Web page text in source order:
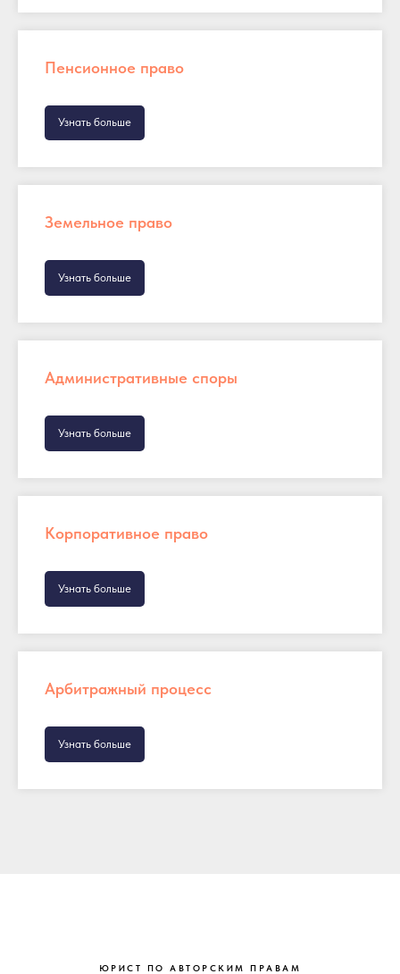
Пенсионное право
Узнать больше
Земельное право
Узнать больше
Административные споры
Узнать больше
Корпоративное право
Узнать больше
Арбитражный процесс
Узнать больше
ЮРИСТ ПО АВТОРСКИМ ПРАВАМ